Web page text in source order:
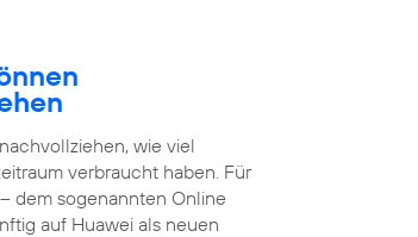
wie viel
verbraucht haben. Für
dem sogenannten Online
auf Huawei als neuen